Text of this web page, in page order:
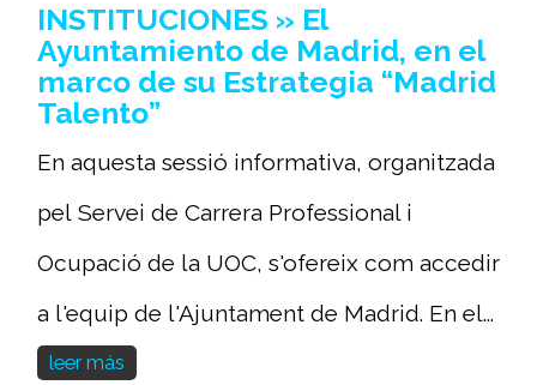
INSTITUCIONES » El
Ayuntamiento de Madrid, en el
marco de su Estrategia “Madrid
Talento”
En aquesta sessió informativa, organitzada
pel Servei de Carrera Professional i
Ocupació de la UOC, s'ofereix com accedir
a l'equip de l'Ajuntament de Madrid. En el...
leer más